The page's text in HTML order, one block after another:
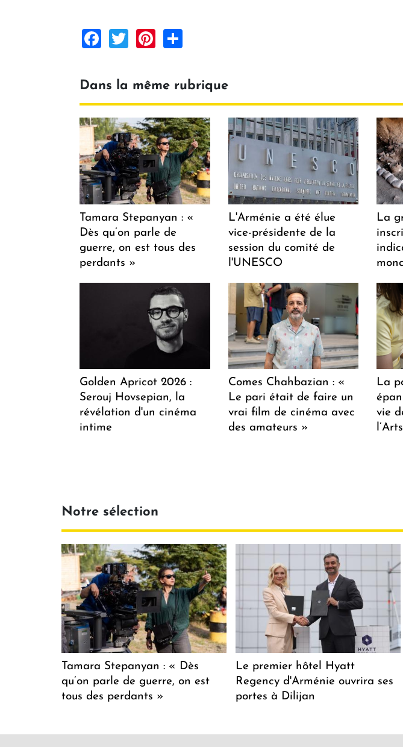
Facebook
TwitterPinterest
Dans la même rubrique
Tamara Stepanyan : «
Dès qu’on parle de
guerre, on est tous des
perdants »
L'Arménie a été élue
vice-présidente de la
session du comité de
l'UNESCO
La
Golden Apricot 2026 :
Serouj Hovsepian, la
révélation d'un cinéma
intime
Comes Chahbazian : «
Le pari était de faire un
vrai film de cinéma avec
des amateurs »
La
vie
Notre sélection
Tamara Stepanyan : « Dès
qu’on parle de guerre, on est
tous des perdants »
Le premier hôtel Hyatt
Regency d'Arménie ouvrira ses
portes à Dilijan